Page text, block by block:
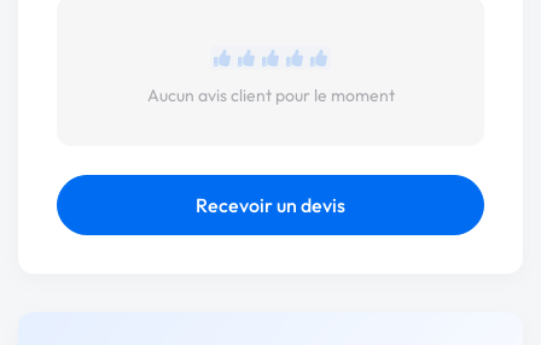
Aucun avis client pour le moment
Recevoir un devis